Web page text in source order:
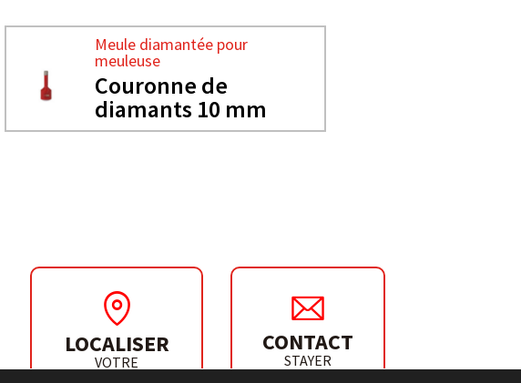
Meule diamantée pour
meuleuse
Couronne de
diamants 10 mm
LOCALISER
VOTRE
CONTACT
STAYER